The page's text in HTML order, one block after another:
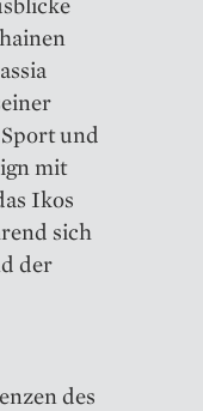
und
mit
Ikos
sich
der
des